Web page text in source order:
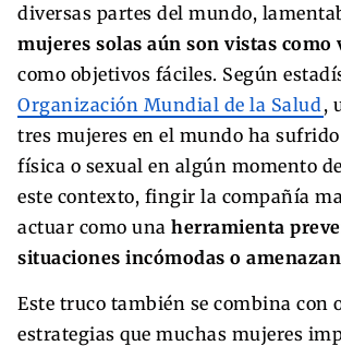
diversas partes del mundo,
mujeres solas aún son vistas como
como objetivos fáciles. Según
Organización Mundial de la Salud ,
tres mujeres en el mundo ha
física o sexual en algún momento
este contexto, fingir la compañía
actuar como una herramienta
situaciones incómodas o
Este truco también se combina con
estrategias que muchas mujeres